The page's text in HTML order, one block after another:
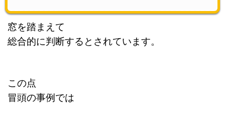
窓を踏まえて
総合的に判断するとされています。
この点
冒頭の事例では